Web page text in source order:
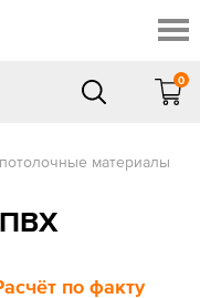
0
материалы
по факту